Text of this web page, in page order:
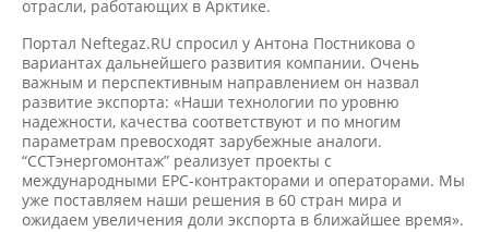
отрасли, работающих в Арктике.
Портал Neftegaz.RU спросил у Антона Постникова о
вариантах дальнейшего развития компании. Очень
важным и перспективным направлением он назвал
развитие экспорта: «Наши технологии по уровню
надежности, качества соответствуют и по многим
параметрам превосходят зарубежные аналоги.
“ССТэнергомонтаж” реализует проекты с
международными EPC-контракторами и операторами. Мы
уже поставляем наши решения в 60 стран мира и
ожидаем увеличения доли экспорта в ближайшее время».